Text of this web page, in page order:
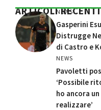
ARTICOLI RECENTI
NEWS
Gasperini
Distrugge
di Castro e
NEWS
Pavoletti
‘Possibile
ho ancora
realizzare’